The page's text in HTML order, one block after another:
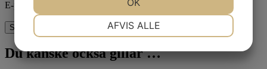
E-post
Du kanske också gillar …
AFVIS ALLE
OK